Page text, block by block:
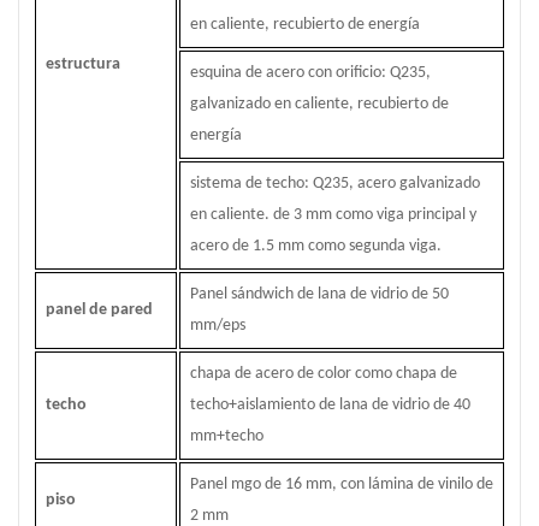
estructura
en caliente, recubierto de energía
esquina de acero con orificio: Q235,
galvanizado en caliente, recubierto de
energía
sistema de techo: Q235, acero galvanizado
en caliente. de 3 mm como viga principal y
acero de 1.5 mm como segunda viga.
panel de pared
Panel sándwich de lana de vidrio de 50
mm/eps
techo
chapa de acero de color como chapa de
techo+aislamiento de lana de vidrio de 40
mm+techo
piso
Panel mgo de 16 mm, con lámina de vinilo de
2 mm